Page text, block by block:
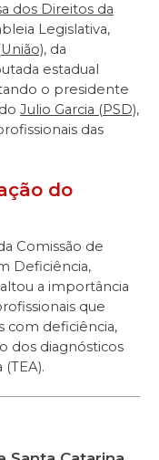
dos Direitos da
Legislativa,
, da
estadual
o presidente
Julio Garcia (PSD),
das
do
Comissão de
Deficiência,
a importância
que
com deficiência,
dos diagnósticos